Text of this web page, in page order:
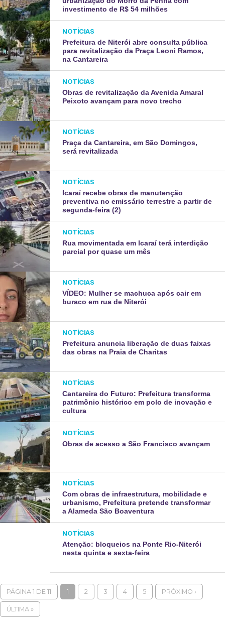
investimento de R$ 54 milhões
NOTÍCIAS
Prefeitura de Niterói abre consulta pública
para revitalização da Praça Leoni Ramos,
na Cantareira
NOTÍCIAS
Obras de revitalização da Avenida Amaral
Peixoto avançam para novo trecho
NOTÍCIAS
Praça da Cantareira, em São Domingos,
será revitalizada
NOTÍCIAS
Icaraí recebe obras de manutenção
preventiva no emissário terrestre a partir de
segunda-feira (2)
NOTÍCIAS
Rua movimentada em Icaraí terá interdição
parcial por quase um mês
NOTÍCIAS
VÍDEO: Mulher se machuca após cair em
buraco em rua de Niterói
NOTÍCIAS
Prefeitura anuncia liberação de duas faixas
das obras na Praia de Charitas
NOTÍCIAS
Cantareira do Futuro: Prefeitura transforma
patrimônio histórico em polo de inovação e
cultura
NOTÍCIAS
Obras de acesso a São Francisco avançam
NOTÍCIAS
Com obras de infraestrutura, mobilidade e
urbanismo, Prefeitura pretende transformar
a Alameda São Boaventura
NOTÍCIAS
Atenção: bloqueios na Ponte Rio-Niterói
nesta quinta e sexta-feira
PÁGINA 1 DE 11 1 2 3 4 5 PRÓXIMO ›
ÚLTIMA »